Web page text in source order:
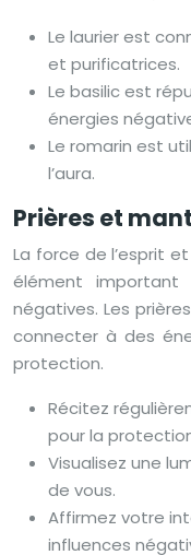
Le laurier est
et purificatrices.
Le basilic est
énergies
Le romarin est
l’aura.
Prières et
La force de l’esprit
élément
négatives. Les
connecter à des
protection.
Récitez
pour la
Visualisez une
de vous.
Affirmez votre
influences